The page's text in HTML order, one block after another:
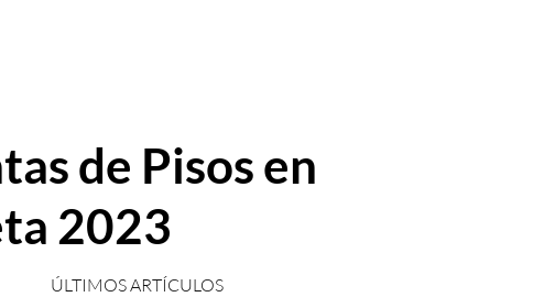
de Pisos en
2023
ÚLTIMOS ARTÍCULOS